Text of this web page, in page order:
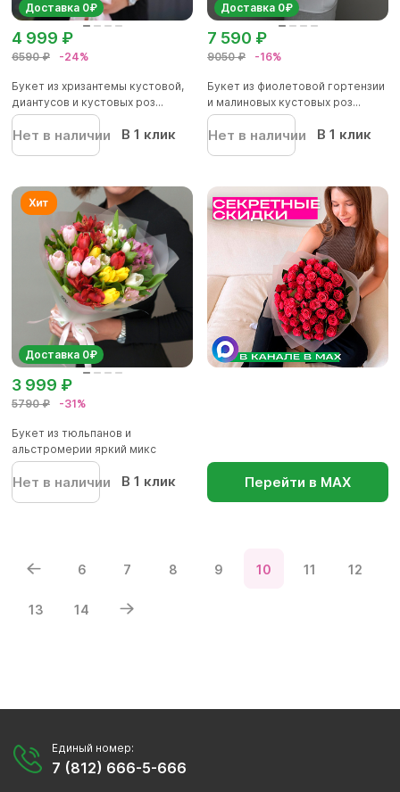
Доставка 0₽
6590 ₽ -24%
4 999 ₽
Букет из хризантемы кустовой,
диантусов и кустовых роз...
Нет в наличии В 1 клик
Доставка 0₽
9050 ₽ -16%
7 590 ₽
Букет из фиолетовой гортензии
и малиновых кустовых роз...
Нет в наличии В 1 клик
Доставка 0₽
5790 ₽ -31%
3 999 ₽
Букет из тюльпанов и
альстромерии яркий микс
Нет в наличии В 1 клик Перейти в МАХ
6 7 8 9 10 11 12
13 14
Единый номер:
7 (812) 666-5-666